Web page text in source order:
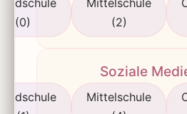
(0)
Mittelschule
(2)
Soziale
Mittelschule